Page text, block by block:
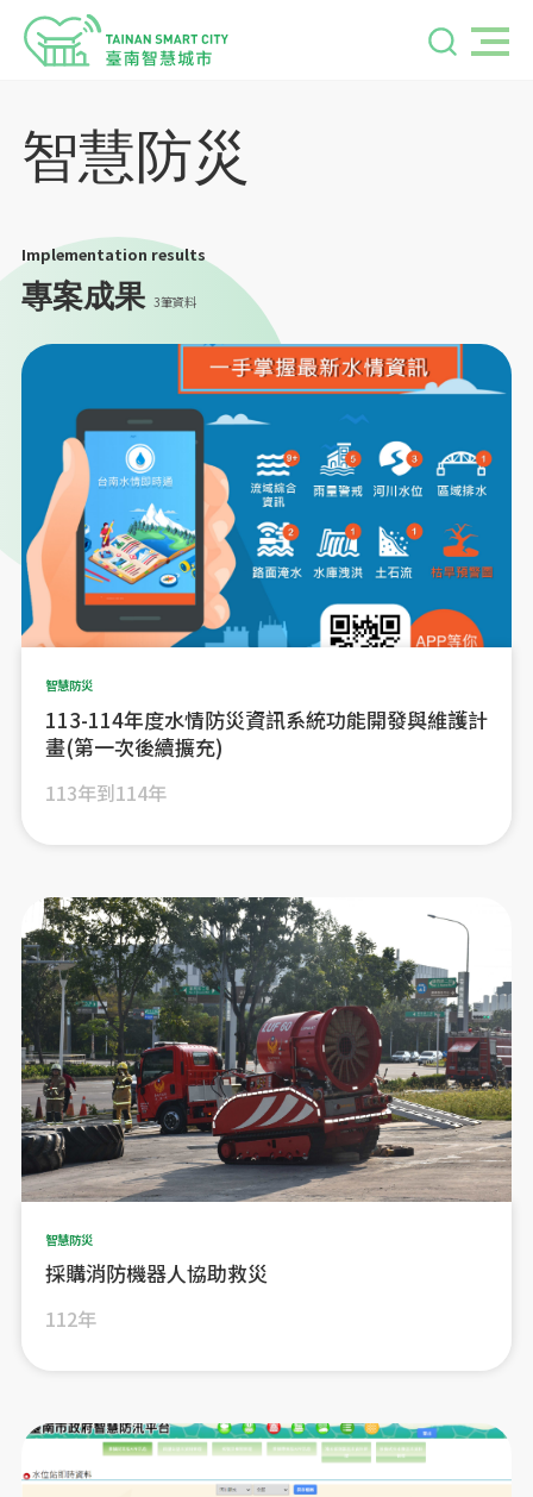
智慧防災
Implementation results
專案成果 3筆資料
113-114年度水情防災資訊系統功能開發與維護計
畫(第一次後續擴充)
113年到114年
智慧防災
採購消防機器人協助救災
112年
智慧防災